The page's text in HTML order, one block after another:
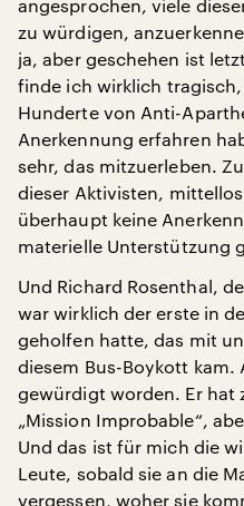
angesprochen, viele
zu würdigen,
ja, aber geschehen ist
finde ich wirklich
Hunderte von Anti-
Anerkennung erfahren
sehr, das mitzuerleben.
dieser Aktivisten,
überhaupt keine
materielle Unterstützung
Und Richard Rosenthal,
war wirklich der erste in
geholfen hatte, das mit
diesem Bus-Boykott kam.
gewürdigt worden. Er hat
„Mission Improbable“,
Und das ist für mich die
Leute, sobald sie an die
vergessen, woher sie